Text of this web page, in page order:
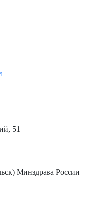
51
Минздрава России